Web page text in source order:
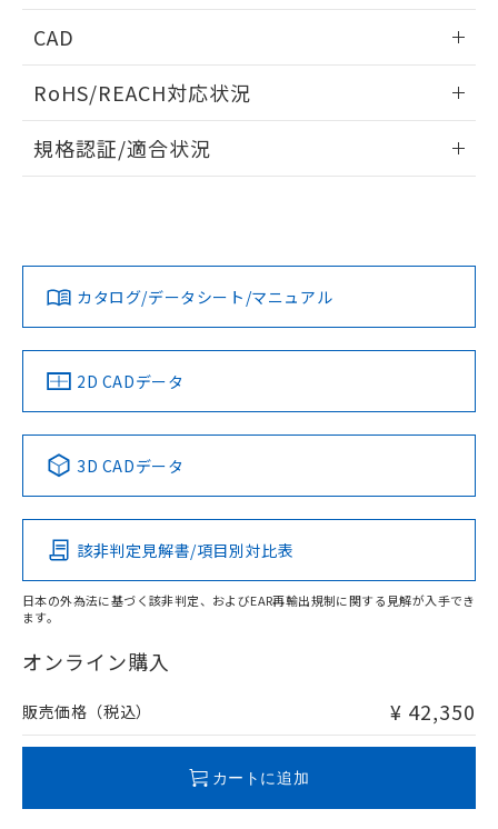
CAD
ドすることができます。
ログイン/会員登録
ダウンロードデータをご利用いただく前に、以下を必ずお読
みください。
ソフトウェアの使用条件
RoHS/REACH対応状況
EU RoHS 注意事項・凡例
対応済み
中国 RoHS 注意事項・凡例
Pb Hg Cd Cr(VI)
O
在庫等で未対応品が混在する可能性があります。
問い合わせください。
規格認証/適合状況
LR型式承認
（イギリス
船舶規格）
DNV型式承認
（ノルウェー
BV型式承認
（フランス
KR型式
（韓国
Yes No No No
この製品の規格認証/適合状況ページへ
その他の認証はこちらのページからご検索ください
カタログ/データシート/マニュアル
2D CADデータ
3D CADデータ
該非判定見解書/項目別対比表
日本の外為法に基づく該非判定、およびEAR再輸出規制に関する見解が入手でき
ます。
オンライン購入
販売価格（税込） ¥ 42,350
カートに追加